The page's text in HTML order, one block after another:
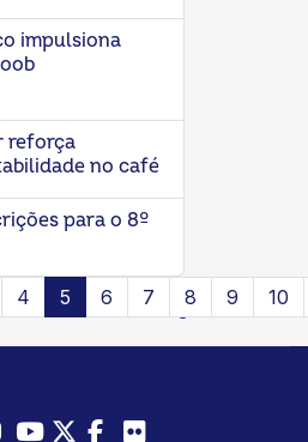
impulsiona
reforça
no café
para o 8º
Página 5 de 13
4 5 6 7 8 9 10